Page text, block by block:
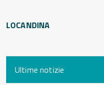
LOCANDINA
Ultime notizie